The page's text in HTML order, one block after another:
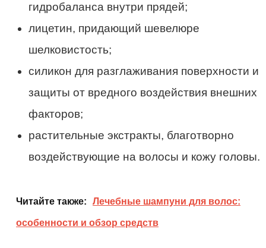
гидробаланса внутри прядей;
лицетин, придающий шевелюре
шелковистость;
силикон для разглаживания поверхности и
защиты от вредного воздействия внешних
факторов;
растительные экстракты, благотворно
воздействующие на волосы и кожу головы.
Читайте также: Лечебные шампуни для волос:
особенности и обзор средств